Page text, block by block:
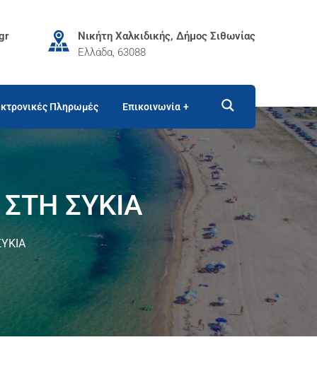
Νικήτη Χαλκιδικής, Δήμος Σιθωνίας
Ελλάδα, 63088
Πληρωμές Επικοινωνία
ΣΥΚΙΑ